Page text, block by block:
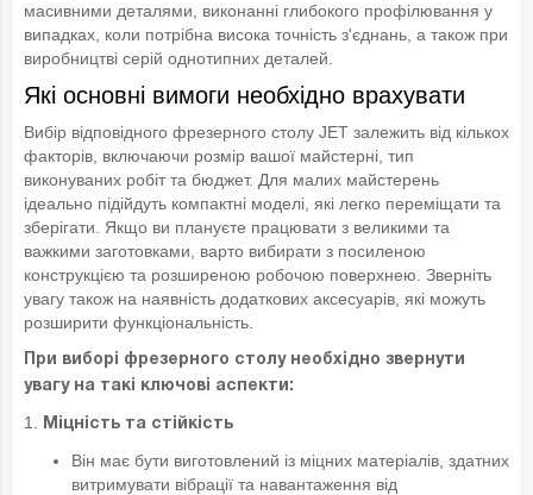
масивними деталями, виконанні глибокого профілювання у
випадках, коли потрібна висока точність з'єднань, а також при
виробництві серій однотипних деталей.
Які основні вимоги необхідно врахувати
Вибір відповідного фрезерного столу JET залежить від кількох
факторів, включаючи розмір вашої майстерні, тип
виконуваних робіт та бюджет. Для малих майстерень
ідеально підійдуть компактні моделі, які легко переміщати та
зберігати. Якщо ви плануєте працювати з великими та
важкими заготовками, варто вибирати з посиленою
конструкцією та розширеною робочою поверхнею. Зверніть
увагу також на наявність додаткових аксесуарів, які можуть
розширити функціональність.
При виборі фрезерного столу необхідно звернути
увагу на такі ключові аспекти:
1. Міцність та стійкість
Він має бути виготовлений із міцних матеріалів, здатних
витримувати вібрації та навантаження від